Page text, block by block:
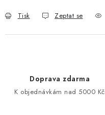
Tisk Zeptat se
Doprava zdarma
K objednávkám nad 5000 Kč